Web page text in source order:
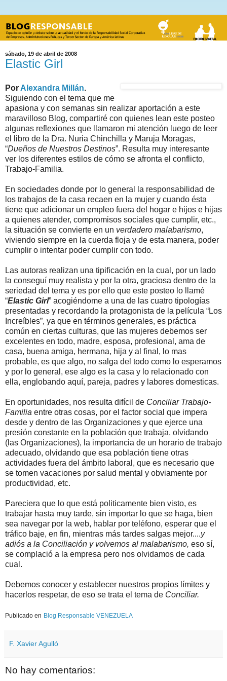
sábado, 19 de abril de 2008
Elastic Girl
Por Alexandra Millán.
Siguiendo con el tema que me
apasiona y con semanas sin realizar aportación a este
maravilloso Blog, compartiré con quienes lean este posteo
algunas reflexiones que llamaron mi atención luego de leer
el libro de la Dra. Nuria Chinchilla y Maruja Moragas,
“Dueños de Nuestros Destinos”. Resulta muy interesante
ver los diferentes estilos de cómo se afronta el conflicto,
Trabajo-Familia.
En sociedades donde por lo general la responsabilidad de
los trabajos de la casa recaen en la mujer y cuando ésta
tiene que adicionar un empleo fuera del hogar e hijos e hijas
a quienes atender, compromisos sociales que cumplir, etc.,
la situación se convierte en un verdadero malabarismo,
viviendo siempre en la cuerda floja y de esta manera, poder
cumplir o intentar poder cumplir con todo.
Las autoras realizan una tipificación en la cual, por un lado
la conseguí muy realista y por la otra, graciosa dentro de la
seriedad del tema y es por ello que este posteo lo llamé
“Elastic Girl” acogiéndome a una de las cuatro tipologías
presentadas y recordando la protagonista de la película “Los
Increíbles”, ya que en términos generales, es práctica
común en ciertas culturas, que las mujeres debemos ser
excelentes en todo, madre, esposa, profesional, ama de
casa, buena amiga, hermana, hija y al final, lo mas
probable, es que algo, no salga del todo como lo esperamos
y por lo general, ese algo es la casa y lo relacionado con
ella, englobando aquí, pareja, padres y labores domesticas.
En oportunidades, nos resulta difícil de Conciliar Trabajo-
Familia entre otras cosas, por el factor social que impera
desde y dentro de las Organizaciones y que ejerce una
presión constante en la población que trabaja, olvidando
(las Organizaciones), la importancia de un horario de trabajo
adecuado, olvidando que esa población tiene otras
actividades fuera del ámbito laboral, que es necesario que
se tomen vacaciones por salud mental y obviamente por
productividad, etc.
Pareciera que lo que está politicamente bien visto, es
trabajar hasta muy tarde, sin importar lo que se haga, bien
sea navegar por la web, hablar por teléfono, esperar que el
tráfico baje, en fin, mientras más tardes salgas mejor....y
adiós a la Conciliación y volvemos al malabarismo, eso sí,
se complació a la empresa pero nos olvidamos de cada
cual.
Debemos conocer y establecer nuestros propios límites y
hacerlos respetar, de eso se trata el tema de Conciliar.
Publicado en Blog Responsable VENEZUELA
F. Xavier Agulló
No hay comentarios: